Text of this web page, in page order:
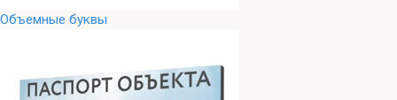
Объемные буквы